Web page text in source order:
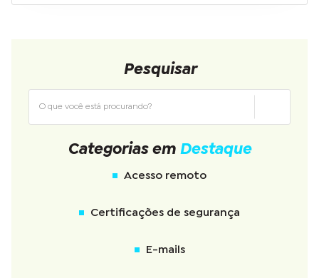
Pesquisar
Categorias em Destaque
Acesso remoto
Certificações de segurança
E-mails